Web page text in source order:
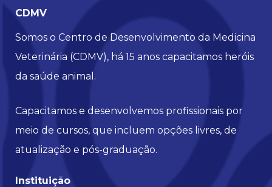
CDMV
Somos o Centro de Desenvolvimento da Medicina
Veterinária (CDMV), há 15 anos capacitamos heróis
da saúde animal.
Capacitamos e desenvolvemos profissionais por
meio de cursos, que incluem opções livres, de
atualização e pós-graduação.
Instituição